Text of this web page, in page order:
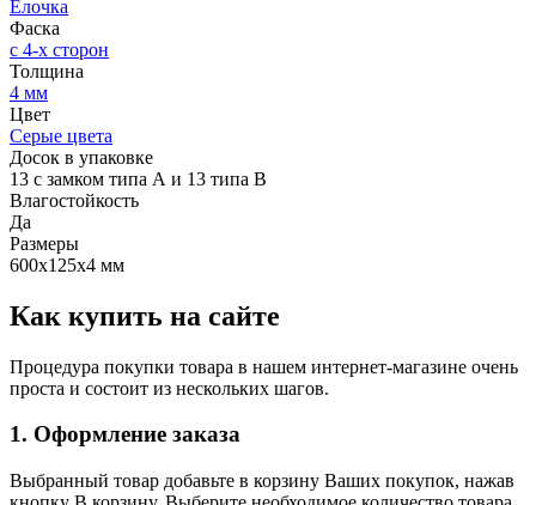
Елочка
Фаска
с 4-х сторон
Толщина
4 мм
Цвет
Серые цвета
Досок в упаковке
13 с замком типа А и 13 типа В
Влагостойкость
Да
Размеры
600х125х4 мм
Как купить на сайте
Процедура покупки товара в нашем интернет-магазине очень
проста и состоит из нескольких шагов.
1. Оформление заказа
Выбранный товар добавьте в корзину Ваших покупок, нажав